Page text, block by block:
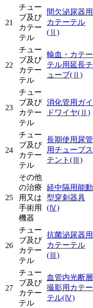
21
チュー
ブ及び
カテー
テル
間欠泌尿器用
カテーテル
(Ⅱ)
22
チュー
ブ及び
カテー
テル
輸血・カテー
テル用延長チ
ューブ(Ⅱ)
23
チュー
ブ及び
カテー
テル
消化管用ガイ
ドワイヤ(Ⅱ)
24
チュー
ブ及び
カテー
テル
長期使用尿管
用チューブス
テント (Ⅲ)
25
その他
の治療
用又は
手術用
機器
経中隔用能動
型穿刺器具
(Ⅳ)
26
チュー
ブ及び
カテー
テル
抗菌泌尿器用
カテーテル
(Ⅲ)
27
チュー
ブ及び
カテー
テル
血管内光断層
撮影用カテー
テル(Ⅳ)